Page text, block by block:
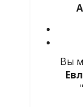
Вы
"